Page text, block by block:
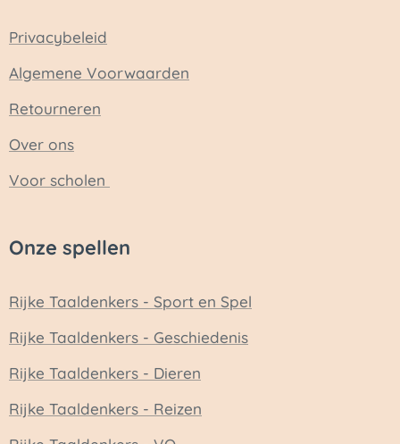
Privacybeleid
Algemene Voorwaarden
Retourneren
Over ons
Voor scholen
Onze spellen
Rijke Taaldenkers - Sport en Spel
Rijke Taaldenkers - Geschiedenis
Rijke Taaldenkers - Dieren
Rijke Taaldenkers - Reizen